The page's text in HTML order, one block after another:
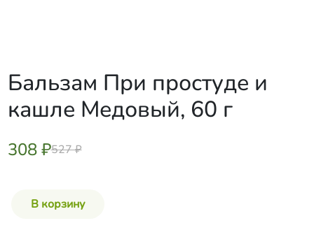
Бальзам При простуде и
кашле Медовый, 60 г
308 ₽527 ₽